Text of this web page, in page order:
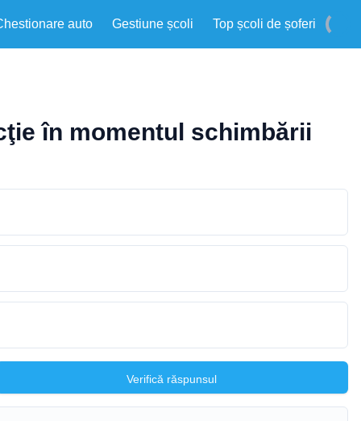
auto Gestiune școli Top școli de șoferi
în momentul schimbării
Verifică răspunsul